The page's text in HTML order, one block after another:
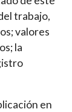
trabajo,
valores
la
en